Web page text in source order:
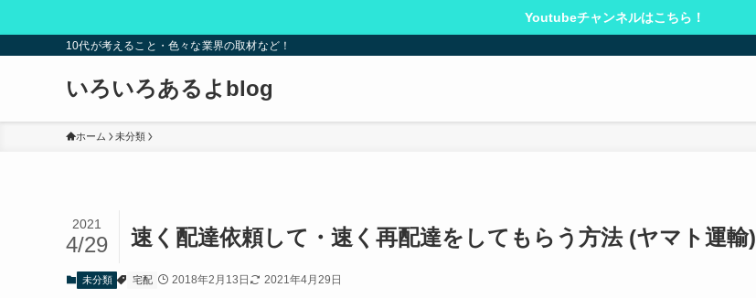
Youtubeチャンネルはこちら！
10代が考えること・色々な業界の取材など！
いろいろあるよblog
ホーム 未分類
速く配達依頼して・速く再配達をしてもらう方法 (ヤマト運輸)
2021
4/29
未分類 宅配 2018年2月13日 2021年4月29日